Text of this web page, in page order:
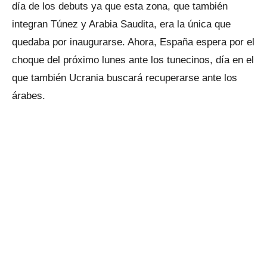
día de los debuts ya que esta zona, que también
integran Túnez y Arabia Saudita, era la única que
quedaba por inaugurarse. Ahora, España espera por el
choque del próximo lunes ante los tunecinos, día en el
que también Ucrania buscará recuperarse ante los
árabes.